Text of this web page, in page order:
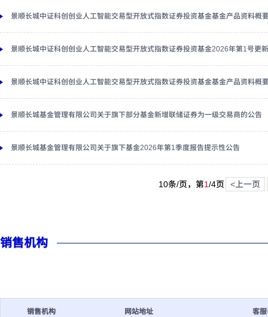
景顺长城中证科创创业人工智能交易型开放式指数证券投资基金基金产品资料概
景顺长城中证科创创业人工智能交易型开放式指数证券投资基金2026年第1号更
景顺长城中证科创创业人工智能交易型开放式指数证券投资基金基金产品资料概
景顺长城基金管理有限公司关于旗下部分基金新增联储证券为一级交易商的公告
景顺长城基金管理有限公司关于旗下基金2026年第1季度报告提示性公告
10条/页，第1/4页 <上一页
销售机构
销售机构 网站地址 客